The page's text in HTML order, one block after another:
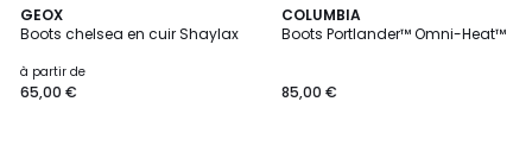
GEOX
Boots chelsea en cuir Shaylax
à partir de
65,00 €
3
/
COLUMBIA
Boots Portlander™ Omni-Heat™
85,00 €